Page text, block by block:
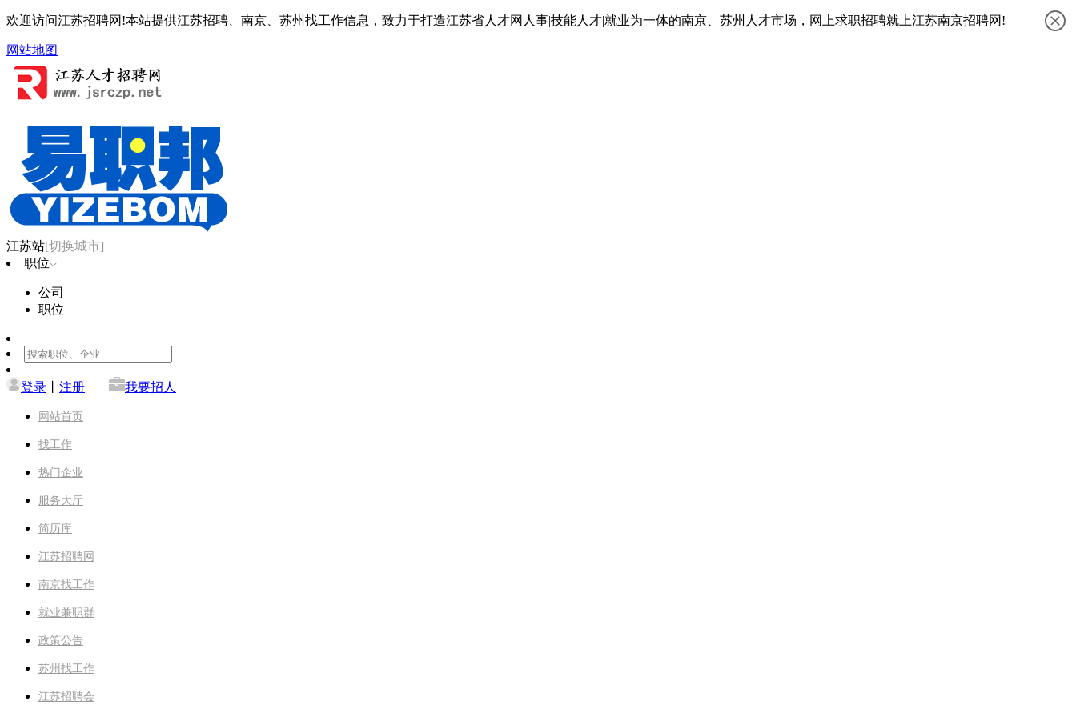
欢迎访问江苏招聘网!本站提供江苏招聘、南京、苏州找工作信息，致力于打造江苏省人才网人事|技能人才|就业为一体的南京、苏州人才市场，网上求职招聘就上江苏南京招聘网!
网站地图
江苏站[切换城市]
职位
公司
职位
登录 注册 我要招人
网站首页
找工作
热门企业
服务大厅
简历库
江苏招聘网
南京找工作
就业兼职群
政策公告
苏州找工作
江苏招聘会